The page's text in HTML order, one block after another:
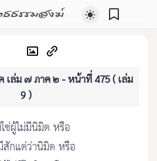
ธรรมสงฆ์
เล่ม ๗ ภาค ๒ - หน้าที่ 475 ( เล่ม
9 )
ช่ผู้ไม่มีนิมิต หรือ
สักแต่ว่านิมิต หรือ